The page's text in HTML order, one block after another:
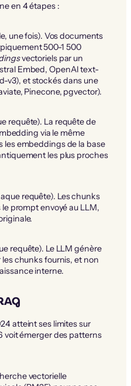
en 4 étapes :
une fois). Vos documents
500-1 500
vectoriels par un
Embed, OpenAI text-
v3), et stockés dans une
Pinecone, pgvector).
requête). La requête de
via le même
les embeddings de la base
les plus proches
requête). Les chunks
prompt envoyé au LLM,
requête). Le LLM génère
les chunks fournis, et non
interne.
atteint ses limites sur
voit émerger des patterns
vectorielle